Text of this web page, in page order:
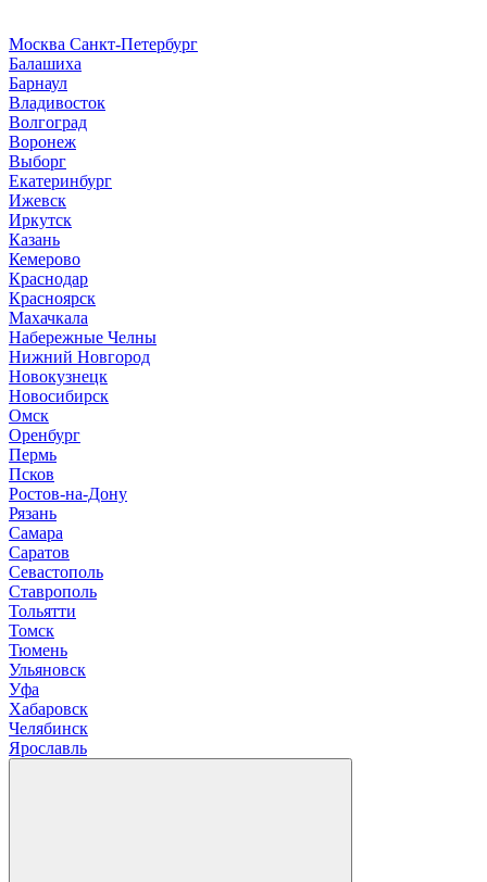
Москва Санкт-Петербург
Балашиха
Барнаул
Владивосток
Волгоград
Воронеж
Выборг
Екатеринбург
Ижевск
Иркутск
Казань
Кемерово
Краснодар
Красноярск
Махачкала
Набережные Челны
Нижний Новгород
Новокузнецк
Новосибирск
Омск
Оренбург
Пермь
Псков
Ростов-на-Дону
Рязань
Самара
Саратов
Севастополь
Ставрополь
Тольятти
Томск
Тюмень
Ульяновск
Уфа
Хабаровск
Челябинск
Ярославль